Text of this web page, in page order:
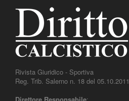
Rivista Giuridico - Sportiva
Reg. Trib. Salerno n. 18 del 05.10.2011